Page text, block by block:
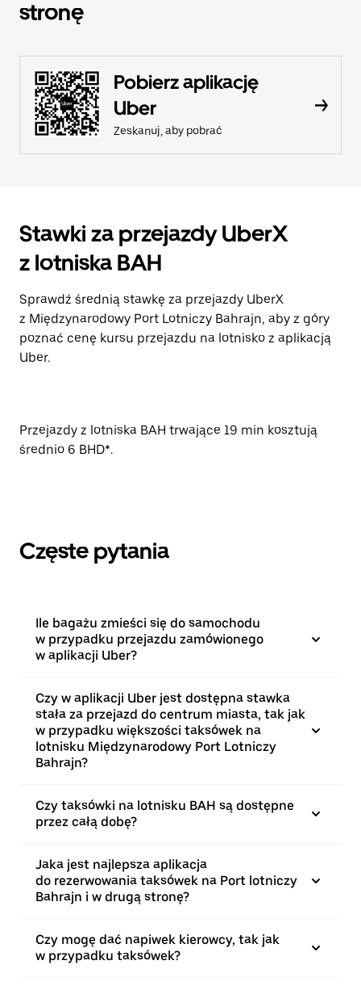
stronę
Pobierz aplikację
Uber
Zeskanuj, aby pobrać
Stawki za przejazdy UberX
z lotniska BAH
Sprawdź średnią stawkę za przejazdy UberX
z Międzynarodowy Port Lotniczy Bahrajn, aby z góry
poznać cenę kursu przejazdu na lotnisko z aplikacją
Uber.
Przejazdy z lotniska BAH trwające 19 min kosztują
średnio 6 BHD*.
Częste pytania
Ile bagażu zmieści się do samochodu
w przypadku przejazdu zamówionego
w aplikacji Uber?
Czy w aplikacji Uber jest dostępna stawka
stała za przejazd do centrum miasta, tak jak
w przypadku większości taksówek na
lotnisku Międzynarodowy Port Lotniczy
Bahrajn?
Czy taksówki na lotnisku BAH są dostępne
przez całą dobę?
Jaka jest najlepsza aplikacja
do rezerwowania taksówek na Port lotniczy
Bahrajn i w drugą stronę?
Czy mogę dać napiwek kierowcy, tak jak
w przypadku taksówek?